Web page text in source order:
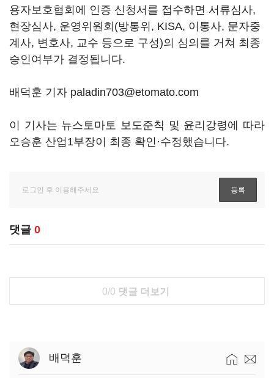
용자보호협회에 인증 신청서를 접수하면 서류심사,
현장심사, 운영위원회 (방통위 , KISA, 이통사, 문자중
계사, 변호사, 교수 등으로 구성)의 심의를 거쳐 최종
승인여부가 결정됩니다.
배덕훈 기자 paladin703@etomato.com
이 기사는 뉴스토마토 보도준칙 및 윤리강령에 따라
오승훈 산업1부장이 최종 확인·수정했습니다.
댓글 0
0/0 댓글 더보기
배덕훈